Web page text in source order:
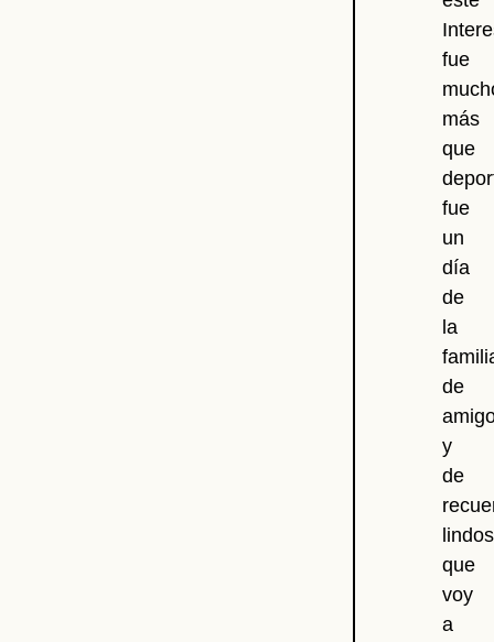
fue
más
que
fue
un
día
de
la
de
y
de
lindos
que
voy
a